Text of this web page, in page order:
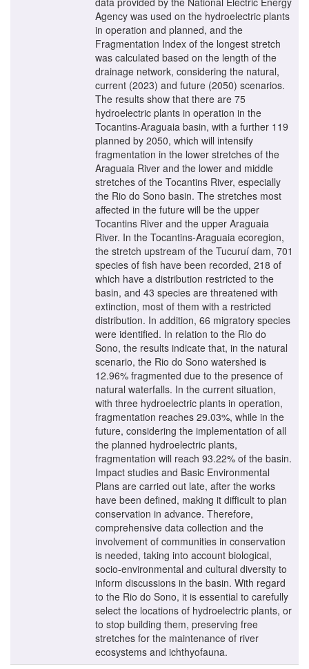
Agency was used on the hydroelectric plants
in operation and planned, and the
Fragmentation Index of the longest stretch
was calculated based on the length of the
drainage network, considering the natural,
current (2023) and future (2050) scenarios.
The results show that there are 75
hydroelectric plants in operation in the
Tocantins-Araguaia basin, with a further 119
planned by 2050, which will intensify
fragmentation in the lower stretches of the
Araguaia River and the lower and middle
stretches of the Tocantins River, especially
the Rio do Sono basin. The stretches most
affected in the future will be the upper
Tocantins River and the upper Araguaia
River. In the Tocantins-Araguaia ecoregion,
the stretch upstream of the Tucuruí dam, 701
species of fish have been recorded, 218 of
which have a distribution restricted to the
basin, and 43 species are threatened with
extinction, most of them with a restricted
distribution. In addition, 66 migratory species
were identified. In relation to the Rio do
Sono, the results indicate that, in the natural
scenario, the Rio do Sono watershed is
12.96% fragmented due to the presence of
natural waterfalls. In the current situation,
with three hydroelectric plants in operation,
fragmentation reaches 29.03%, while in the
future, considering the implementation of all
the planned hydroelectric plants,
fragmentation will reach 93.22% of the basin.
Impact studies and Basic Environmental
Plans are carried out late, after the works
have been defined, making it difficult to plan
conservation in advance. Therefore,
comprehensive data collection and the
involvement of communities in conservation
is needed, taking into account biological,
socio-environmental and cultural diversity to
inform discussions in the basin. With regard
to the Rio do Sono, it is essential to carefully
select the locations of hydroelectric plants, or
to stop building them, preserving free
stretches for the maintenance of river
ecosystems and ichthyofauna.